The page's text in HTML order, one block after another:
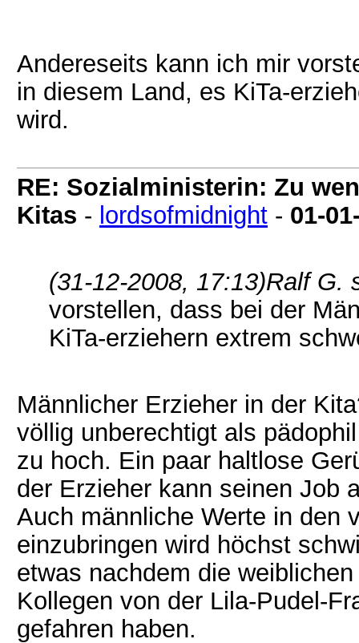
Andereseits kann ich mir
in diesem Land, es KiTa-
wird.
RE: Sozialministerin: Zu
Kitas - lordsofmidnight - 01-
(31-12-2008, 17:13)Ralf G.
vorstellen, dass bei der
KiTa-erziehern extrem
Männlicher Erzieher in der
völlig unberechtigt als
zu hoch. Ein paar haltlose
der Erzieher kann seinen Job
Auch männliche Werte in den
einzubringen wird höchst
etwas nachdem die
Kollegen von der Lila-Pudel-
gefahren haben.